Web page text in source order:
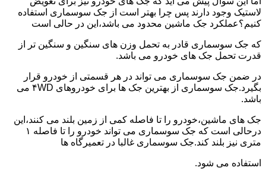
لاستیک وجود دارند پس چرا بهتر است از جک سوسماری استفاده
کنیم؟عملکرد جک ماشین محدود می باشد،این در حالی است
که جک سوسماری قادر به تحمل وزن های سنگین و سنگین تر از
قدرت تحمل جک های خودرو می باشد.
در ضمن جک سوسماری می تواند در هر قسمتی از خودرو قرار
بگیرد.جک سوسماری از بهترین جک ها برای خودروهای ۴WD می
باشد.
جک های ماشین،خودرو را تا فاصله کمی از زمین بلند می کنند،این
درحالی است که جک سوسماری می تواند خودرو را تا فاصله ۱
متری نیز بلند کند.جک سوسماری غالبا در تعمیرگاه ها
استفاده می شود.